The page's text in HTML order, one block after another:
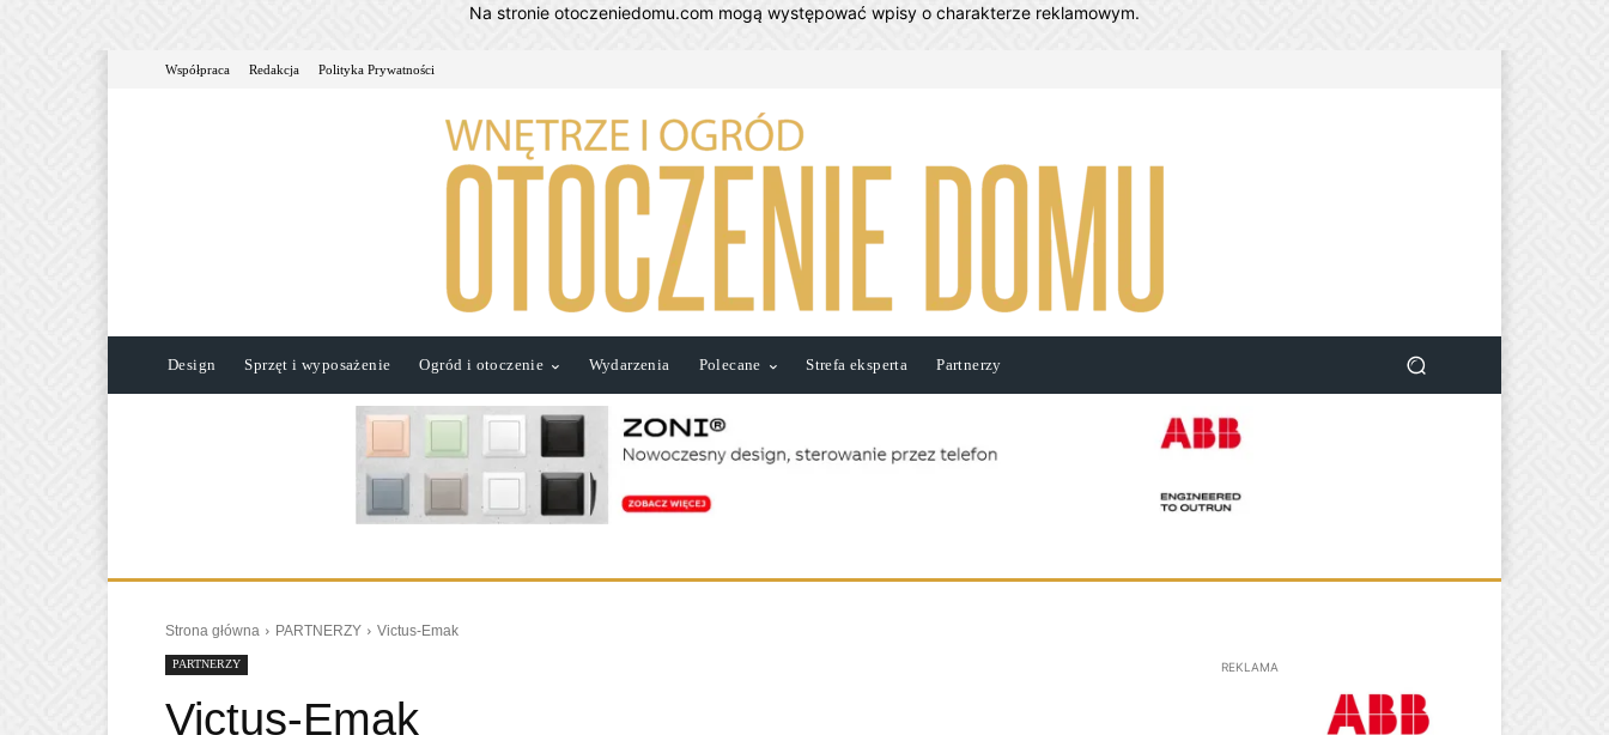
Na stronie otoczeniedomu.com mogą występować wpisy o charakterze reklamowym.
Współpraca Redakcja Polityka Prywatności
Design Sprzęt i wyposażenie Ogród i otoczenie Wydarzenia Polecane Strefa eksperta Partnerzy
Strona główna PARTNERZY Victus-Emak
PARTNERZY
Victus-Emak
REKLAMA